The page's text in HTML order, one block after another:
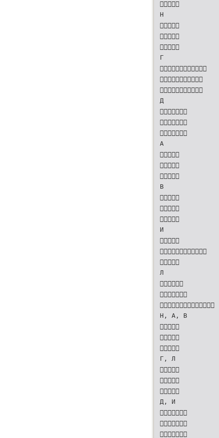

Н



Г



Д



А



В



И



Л



Н, А, В



Г, Л



Д, И


